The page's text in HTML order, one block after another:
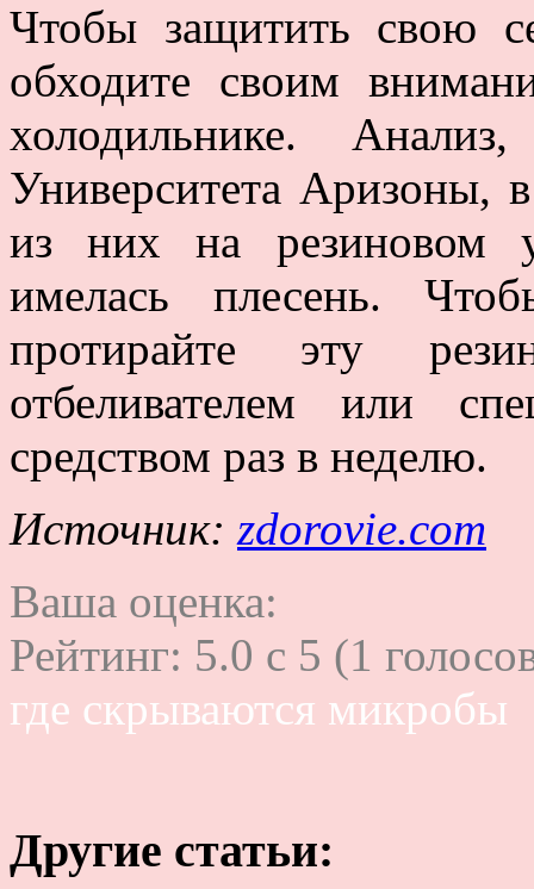
Чтобы защитить свою
обходите своим
холодильнике.
Университета Аризоны,
из них на резиновом
имелась плесень.
протирайте эту
отбеливателем или
средством раз в неделю.
Источник: zdorovie.com
Ваша оценка:
Рейтинг: 5.0 c 5 (1
где скрываются микробы
Другие статьи: